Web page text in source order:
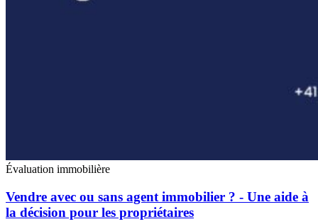
Évaluation immobilière
Vendre avec ou sans agent immobilier ? - Une aide à
la décision pour les propriétaires